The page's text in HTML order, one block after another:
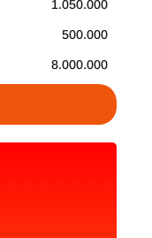
1.050.000
500.000
8.000.000